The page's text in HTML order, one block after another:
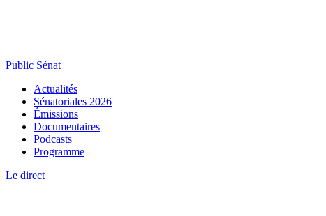
Public Sénat
Actualités
Sénatoriales 2026
Émissions
Documentaires
Podcasts
Programme
Le direct